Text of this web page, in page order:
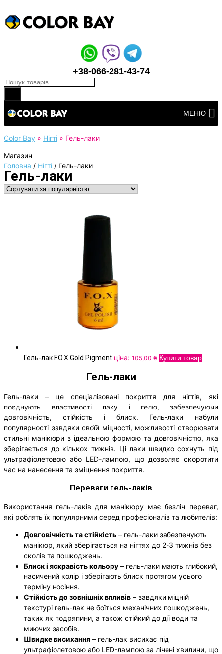
+38-066-281-43-74
Products search
до
вмісту
МЕНЮ
Color Bay » Нігті » Гель-лаки
Магазин
Головна / Нігті / Гель-лаки
Гель-лаки
Гель-лак F.O.X Gold Pigment ціна: 105,00 ₴ Купити товар
Гель-лаки
Гель-лаки – це спеціалізовані покриття для нігтів, які
поєднують властивості лаку і гелю, забезпечуючи
довговічність, стійкість і блиск. Гель-лаки набули
популярності завдяки своїй міцності, можливості створювати
стильні манікюри з ідеальною формою та довговічністю, яка
зберігається до кількох тижнів. Ці лаки швидко сохнуть під
ультрафіолетовою або LED-лампою, що дозволяє скоротити
час на нанесення та зміцнення покриття.
Переваги гель-лаків
Використання гель-лаків для манікюру має безліч переваг,
які роблять їх популярними серед професіоналів та любителів:
Довговічність та стійкість – гель-лаки забезпечують
манікюр, який зберігається на нігтях до 2-3 тижнів без
сколів та пошкоджень.
Блиск і яскравість кольору – гель-лаки мають глибокий,
насичений колір і зберігають блиск протягом усього
терміну носіння.
Стійкість до зовнішніх впливів – завдяки міцній
текстурі гель-лак не боїться механічних пошкоджень,
таких як подряпини, а також стійкий до дії води та
миючих засобів.
Швидке висихання – гель-лак висихає під
ультрафіолетовою або LED-лампою за лічені хвилини, що